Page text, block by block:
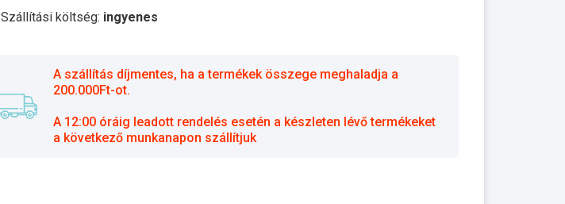
Szállítási költség: ingyenes
A szállítás díjmentes, ha a termékek összege meghaladja a
200.000Ft-ot.
A 12:00 óráig leadott rendelés esetén a készleten lévő termékeket
a következő munkanapon szállítjuk